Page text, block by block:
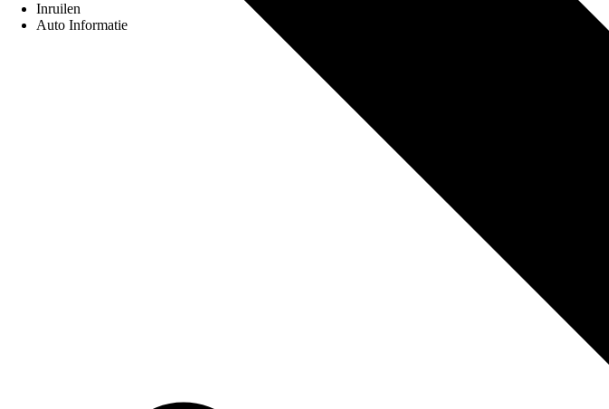
Inruilen
Auto Informatie